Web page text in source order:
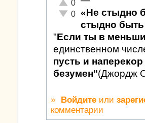
0
Неадекватно!
0 «Не стыдно
стыдно быть
"Если ты в
единственном
пусть и
безумен"(Джордж
» Войдите или
комментарии